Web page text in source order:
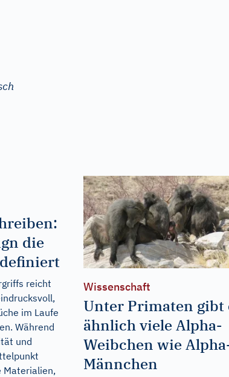
die
reicht
im Laufe
Während
und
Materialien,
Wissenschaft
Unter Primaten gibt
ähnlich viele Alpha-
Weibchen wie
Männchen